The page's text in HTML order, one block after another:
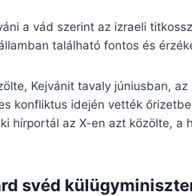
a vád szerint az izraeli
található fontos és
Kejvánit tavaly júniusban,
konfliktus idején vették
hírportál az X-en azt közölte, a
svéd